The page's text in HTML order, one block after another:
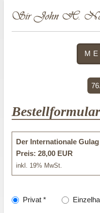
Bestellformular
Der Internationale Gulag
Preis: 28,00 EUR
inkl. 19% MwSt.
Privat *